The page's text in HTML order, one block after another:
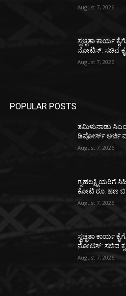
August 7, 2026
ಸ್ವಚ್ಛತಾ ಕಾರ್ಯ
ನೋಟಿಸ್: ಸಚಿವ
August 7, 2026
POPULAR POSTS
ತಮಿಳುನಾಡು
ಡಿವೋರ್ಸ್‌ ಅರ್ಜಿ
August 7, 2026
ಗೃಹಲಕ್ಷ್ಮಿಯರಿಗೆ
ಕೋಟಿ ರೂ. ಹಣ
August 7, 2026
ಸ್ವಚ್ಛತಾ ಕಾರ್ಯ
ನೋಟಿಸ್: ಸಚಿವ
August 7, 2026